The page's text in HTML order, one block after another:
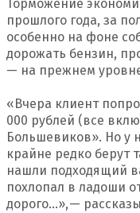
Торможение
прошлого года, за
особенно на фоне
дорожать бензин,
— на прежнем
«Вчера клиент
000 рублей (все
Большевиков». Но у
крайне редко берут
нашли подходящий
похлопал в ладоши
дорого…», —